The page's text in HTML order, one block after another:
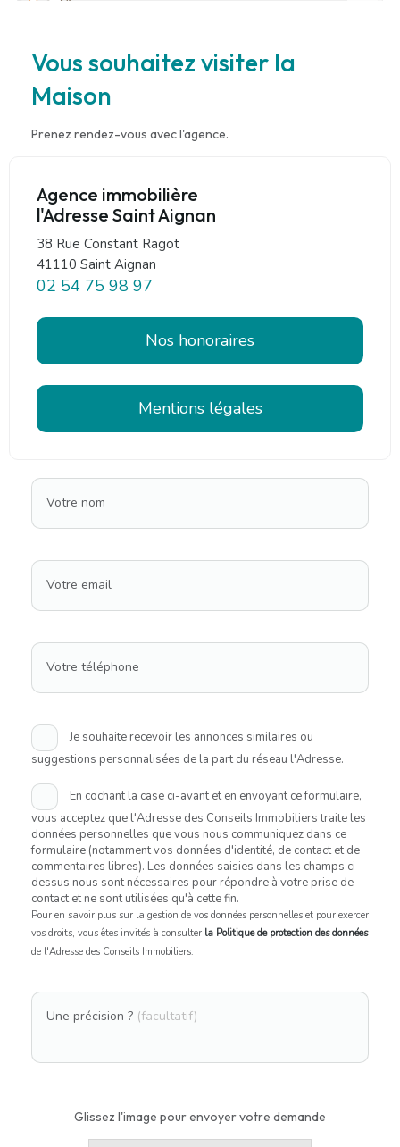
Vous souhaitez visiter la
Maison
Prenez rendez-vous avec l'agence.
Agence immobilière
l'Adresse Saint Aignan
38 Rue Constant Ragot
41110 Saint Aignan
02 54 75 98 97
Nos honoraires
Mentions légales
Votre nom
Votre email
Votre téléphone
Je souhaite recevoir les annonces similaires ou
suggestions personnalisées de la part du réseau l'Adresse.
En cochant la case ci-avant et en envoyant ce formulaire,
vous acceptez que l'Adresse des Conseils Immobiliers traite les
données personnelles que vous nous communiquez dans ce
formulaire (notamment vos données d'identité, de contact et de
commentaires libres). Les données saisies dans les champs ci-
dessus nous sont nécessaires pour répondre à votre prise de
contact et ne sont utilisées qu'à cette fin.
Pour en savoir plus sur la gestion de vos données personnelles et pour exercer
vos droits, vous êtes invités à consulter la Politique de protection des données
de l'Adresse des Conseils Immobiliers.
Une précision ? (facultatif)
Glissez l'image pour envoyer votre demande